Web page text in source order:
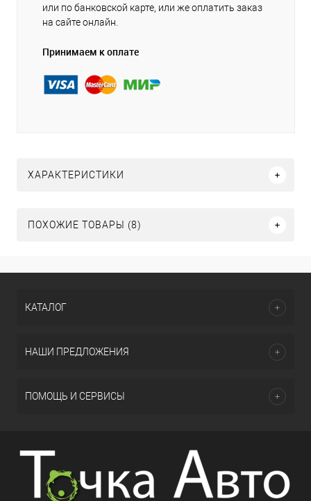
или по банковской карте, или же оплатить заказ
на сайте онлайн.
Принимаем к оплате
ХАРАКТЕРИСТИКИ
ПОХОЖИЕ ТОВАРЫ (8)
КАТАЛОГ
НАШИ ПРЕДЛОЖЕНИЯ
ПОМОЩЬ И СЕРВИСЫ